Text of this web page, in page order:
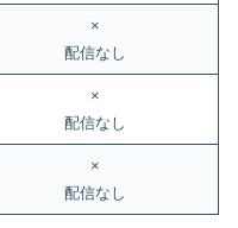
×
配信なし
×
配信なし
×
配信なし